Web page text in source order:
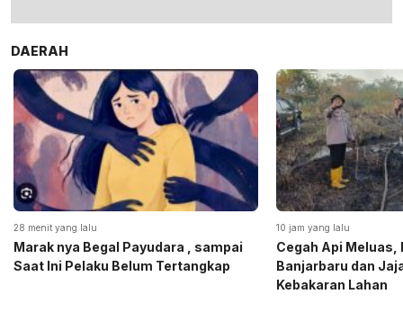
DAERAH
28 menit yang lalu
Marak nya Begal Payudara , sampai
Saat Ini Pelaku Belum Tertangkap
10 jam yang lalu
Cegah Api Meluas,
Banjarbaru dan
Kebakaran Lahan